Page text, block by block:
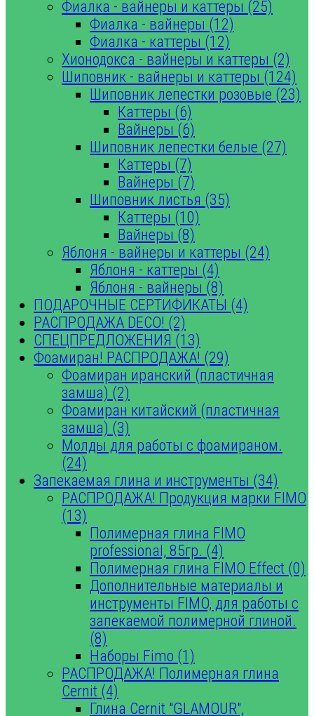
Фиалка - вайнеры и каттеры (25)
Фиалка - вайнеры (12)
Фиалка - каттеры (12)
Хионодокса - вайнеры и каттеры (2)
Шиповник - вайнеры и каттеры (124)
Шиповник лепестки розовые (23)
Каттеры (6)
Вайнеры (6)
Шиповник лепестки белые (27)
Каттеры (7)
Вайнеры (7)
Шиповник листья (35)
Каттеры (10)
Вайнеры (8)
Яблоня - вайнеры и каттеры (24)
Яблоня - каттеры (4)
Яблоня - вайнеры (8)
ПОДАРОЧНЫЕ СЕРТИФИКАТЫ (4)
РАСПРОДАЖА DECO! (2)
СПЕЦПРЕДЛОЖЕНИЯ (13)
Фоамиран! РАСПРОДАЖА! (29)
Фоамиран иранский (пластичная
замша) (2)
Фоамиран китайский (пластичная
замша) (3)
Молды для работы с фоамираном.
(24)
Запекаемая глина и инструменты (34)
РАСПРОДАЖА! Продукция марки FIMO
(13)
Полимерная глина FIMO
professional, 85гр. (4)
Полимерная глина FIMO Effect (0)
Дополнительные материалы и
инструменты FIMO, для работы с
запекаемой полимерной глиной.
(8)
Наборы Fimo (1)
РАСПРОДАЖА! Полимерная глина
Cernit (4)
Глина Cernit "GLAMOUR",